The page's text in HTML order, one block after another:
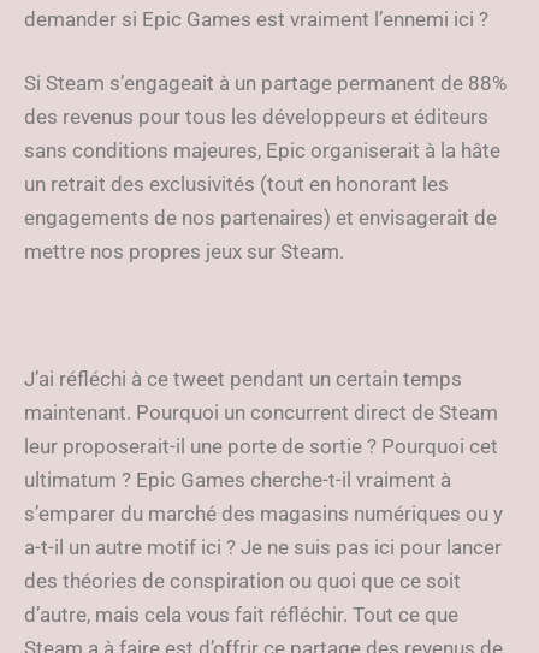
demander si Epic Games est vraiment l’ennemi ici ?
Si Steam s’engageait à un partage permanent de 88%
des revenus pour tous les développeurs et éditeurs
sans conditions majeures, Epic organiserait à la hâte
un retrait des exclusivités (tout en honorant les
engagements de nos partenaires) et envisagerait de
mettre nos propres jeux sur Steam.
J’ai réfléchi à ce tweet pendant un certain temps
maintenant. Pourquoi un concurrent direct de Steam
leur proposerait-il une porte de sortie ? Pourquoi cet
ultimatum ? Epic Games cherche-t-il vraiment à
s’emparer du marché des magasins numériques ou y
a-t-il un autre motif ici ? Je ne suis pas ici pour lancer
des théories de conspiration ou quoi que ce soit
d’autre, mais cela vous fait réfléchir. Tout ce que
Steam a à faire est d’offrir ce partage des revenus de